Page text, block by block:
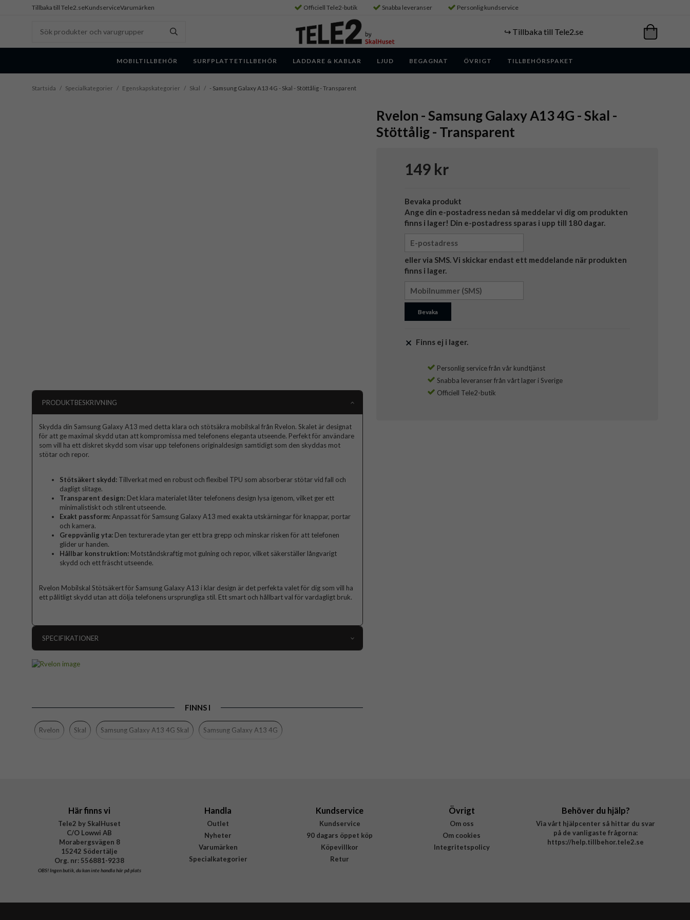
Tillbaka till Tele2.seKundserviceVarumärken Officiell Tele2-butik Snabba leveranser Personlig kundservice
↪️ Tillbaka till Tele2.se
MOBILTILLBEHÖR SURFPLATTETILLBEHÖR LADDARE & KABLAR LJUD BEGAGNAT ÖVRIGT TILLBEHÖRSPAKET
Startsida / Specialkategorier / Egenskapskategorier / Skal / - Samsung Galaxy A13 4G - Skal - Stöttålig - Transparent
Rvelon - Samsung Galaxy A13 4G - Skal -
Stöttålig - Transparent
149 kr
Bevaka produkt
Ange din e-postadress nedan så meddelar vi dig om produkten
finns i lager! Din e-postadress sparas i upp till 180 dagar.
eller via SMS. Vi skickar endast ett meddelande när produkten
finns i lager.
Bevaka
Finns ej i lager.
Personlig service från vår kundtjänst
Snabba leveranser från vårt lager i Sverige
Officiell Tele2-butik
PRODUKTBESKRIVNING
Skydda din Samsung Galaxy A13 med detta klara och stötsäkra mobilskal från Rvelon. Skalet är designat
för att ge maximal skydd utan att kompromissa med telefonens eleganta utseende. Perfekt för användare
som vill ha ett diskret skydd som visar upp telefonens originaldesign samtidigt som den skyddas mot
stötar och repor.
Stötsäkert skydd: Tillverkat med en robust och flexibel TPU som absorberar stötar vid fall och
dagligt slitage.
Transparent design: Det klara materialet låter telefonens design lysa igenom, vilket ger ett
minimalistiskt och stilrent utseende.
Exakt passform:Anpassat för Samsung Galaxy A13 med exakta utskärningar för knappar, portar
och kamera.
Greppvänlig yta: Den texturerade ytan ger ett bra grepp och minskar risken för att telefonen
glider ur handen.
Hållbar konstruktion: Motståndskraftig mot gulning och repor, vilket säkerställer långvarigt
skydd och ett fräscht utseende.
Rvelon Mobilskal Stötsäkert för Samsung Galaxy A13 i klar design är det perfekta valet för dig som vill ha
ett pålitligt skydd utan att dölja telefonens ursprungliga stil. Ett smart och hållbart val för vardagligt bruk.
SPECIFIKATIONER
Egenskaper
Stöttålig
Färg
FINNS I
Rvelon Skal Samsung Galaxy A13 4G Skal Samsung Galaxy A13 4G
Här finns vi
Tele2 by SkalHuset
C/O Lowwi AB
Morabergsvägen 8
15242 Södertälje
Org. nr: 556881-9238
OBS!Ingen butik, du kan inte handla här på plats
Handla
Outlet
Nyheter
Varumärken
Specialkategorier
Kundservice
Kundservice
90 dagars öppet köp
Köpevillkor
Retur
Övrigt
Om oss
Om cookies
Integritetspolicy
Behöver du hjälp?
Via vårt hjälpcenter så hittar du svar
på de vanligaste frågorna:
https://help.tillbehor.tele2.se